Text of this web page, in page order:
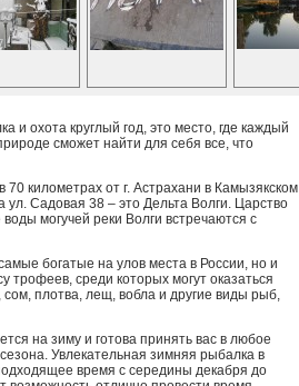
и охота круглый год, это место, где каждый
сможет найти для себя все, что
70 километрах от г. Астрахани в Камызякском
ул. Садовая 38 – это Дельта Волги. Царство
могучей реки Волги встречаются с
богатые на улов места в России, но и
трофеев, среди которых могут оказаться
сом, плотва, лещ, вобла и другие виды рыб,
на зиму и готова принять вас в любое
Увлекательная зимняя рыбалка в
время с середины декабря до